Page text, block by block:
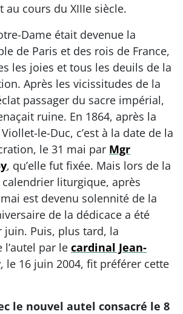
au cours du XIIIe siècle.
Dame était devenue la
de Paris et des rois de France,
les joies et tous les deuils de la
Après les vicissitudes de la
passager du sacre impérial,
ruine. En 1864, après la
le-Duc, c’est à la date de la
le 31 mai par Mgr
, qu’elle fut fixée. Mais lors de la
liturgique, après
est devenu solennité de la
de la dédicace a été
juin. Puis, plus tard, la
par le cardinal Jean-
, le 16 juin 2004, fit préférer cette
le nouvel autel consacré le 8